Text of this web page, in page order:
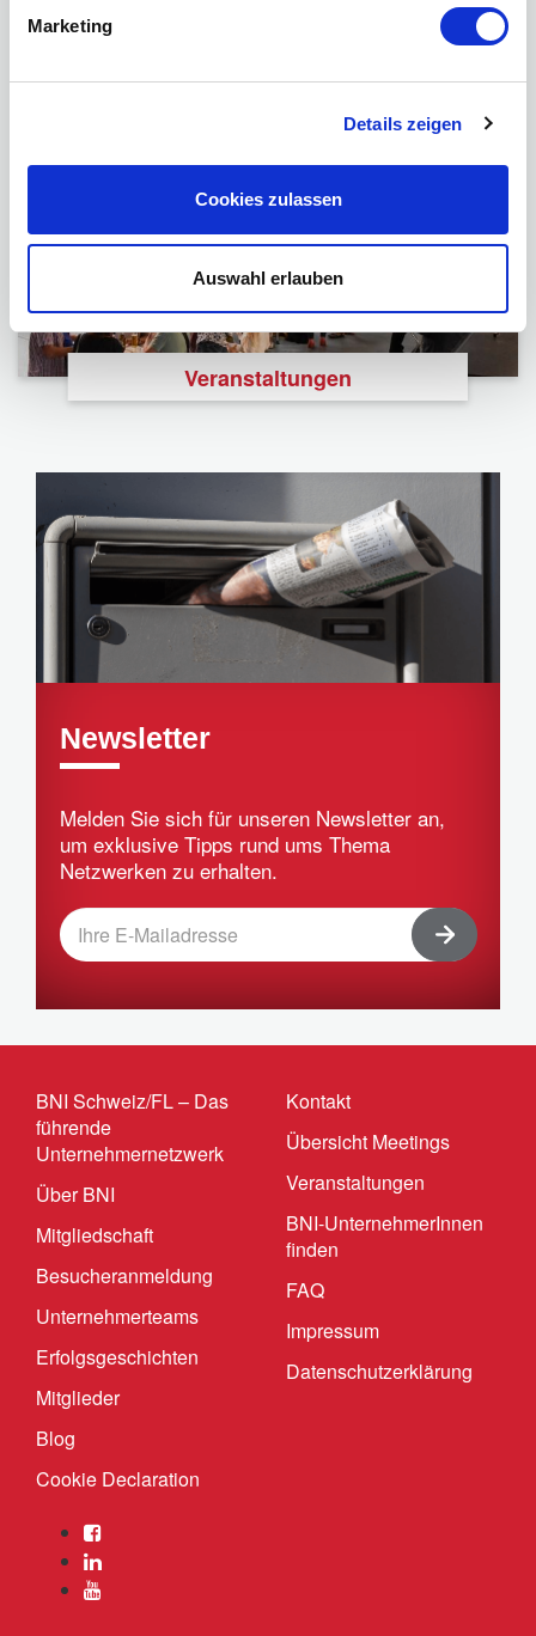
Marketing
Details zeigen
Cookies zulassen
Auswahl erlauben
Veranstaltungen
Newsletter
Melden Sie sich für unseren Newsletter an,
um exklusive Tipps rund ums Thema
Netzwerken zu erhalten.
BNI Schweiz/FL – Das
führende
Unternehmernetzwerk
Über BNI
Mitgliedschaft
Besucheranmeldung
Unternehmerteams
Erfolgsgeschichten
Mitglieder
Blog
Cookie Declaration
Kontakt
Übersicht Meetings
Veranstaltungen
BNI-UnternehmerInnen
finden
FAQ
Impressum
Datenschutzerklärung